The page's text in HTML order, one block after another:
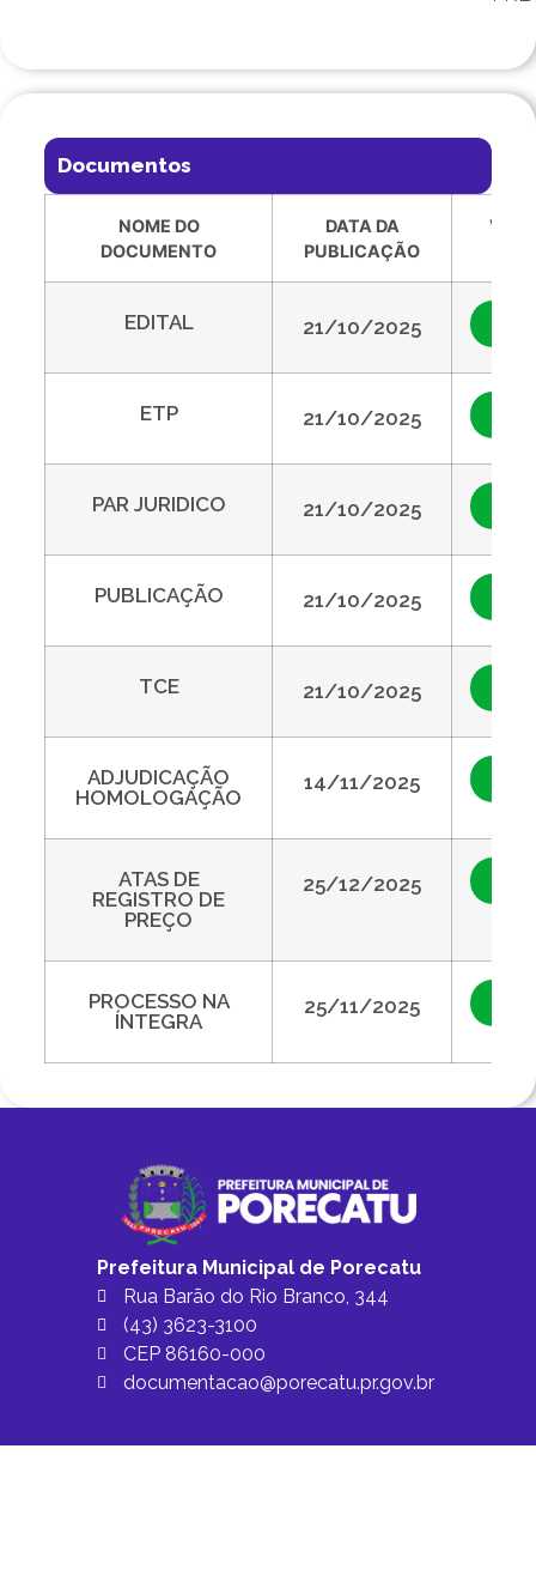
Documentos
NOME DO
DOCUMENTO
DATA DA
PUBLICAÇÃO
EDITAL 21/10/2025
ETP 21/10/2025
PAR JURIDICO 21/10/2025
PUBLICAÇÃO 21/10/2025
TCE 21/10/2025
ADJUDICAÇÃO
HOMOLOGAÇÃO
14/11/2025
ATAS DE
REGISTRO DE
PREÇO
25/12/2025
PROCESSO NA
ÍNTEGRA
25/11/2025
Prefeitura Municipal de Porecatu
Rua Barão do Rio Branco, 344
(43) 3623-3100
CEP 86160-000
documentacao@porecatu.pr.gov.br